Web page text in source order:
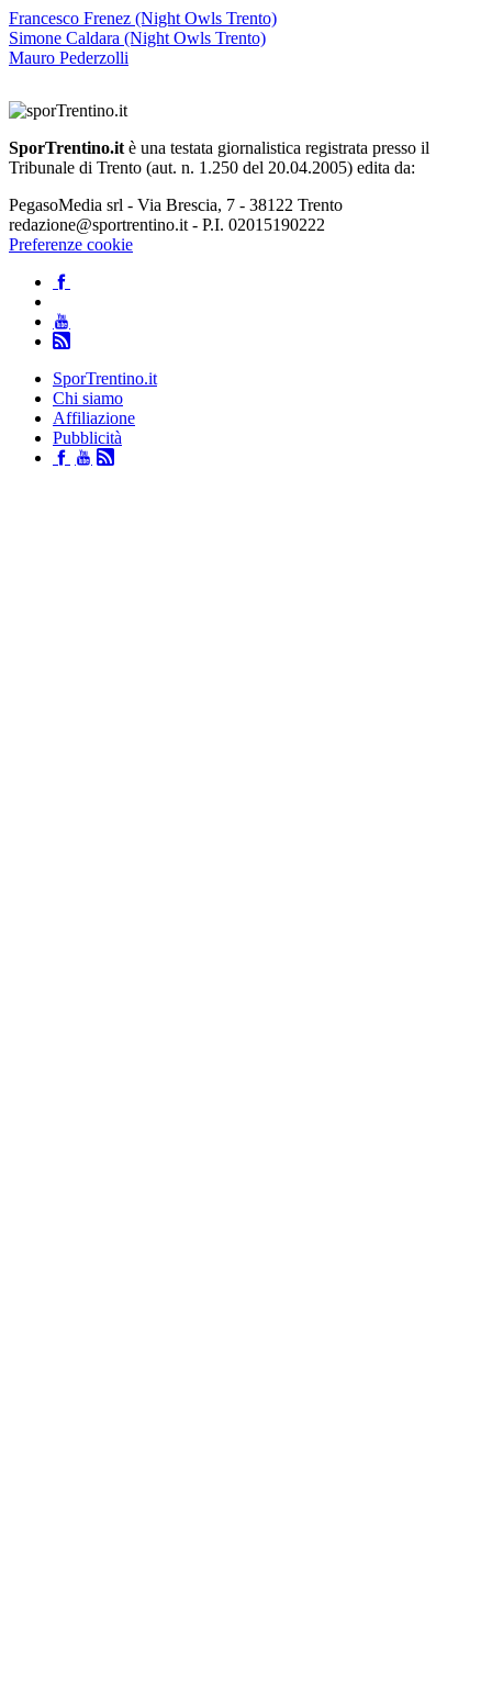
Francesco Frenez (Night Owls Trento)
Simone Caldara (Night Owls Trento)
Mauro Pederzolli
SporTrentino.it è una testata giornalistica registrata presso il
Tribunale di Trento (aut. n. 1.250 del 20.04.2005) edita da:
PegasoMedia srl - Via Brescia, 7 - 38122 Trento
redazione@sportrentino.it - P.I. 02015190222
Preferenze cookie
SporTrentino.it
Chi siamo
Affiliazione
Pubblicità